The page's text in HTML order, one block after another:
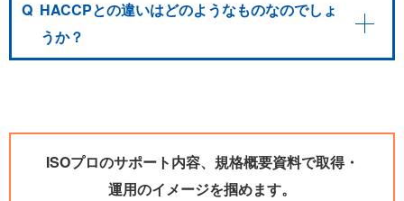
Q HACCPとの違いはどのようなものなのでしょ
うか？
ISOプロのサポート内容、規格概要資料で取得・
運用のイメージを掴めます。